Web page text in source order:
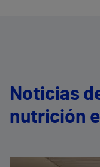
Noticias
nutrición